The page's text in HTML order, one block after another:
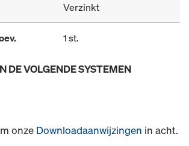
Verzinkt
1 st.
DE VOLGENDE SYSTEMEN
onze Downloadaanwijzingen in acht.